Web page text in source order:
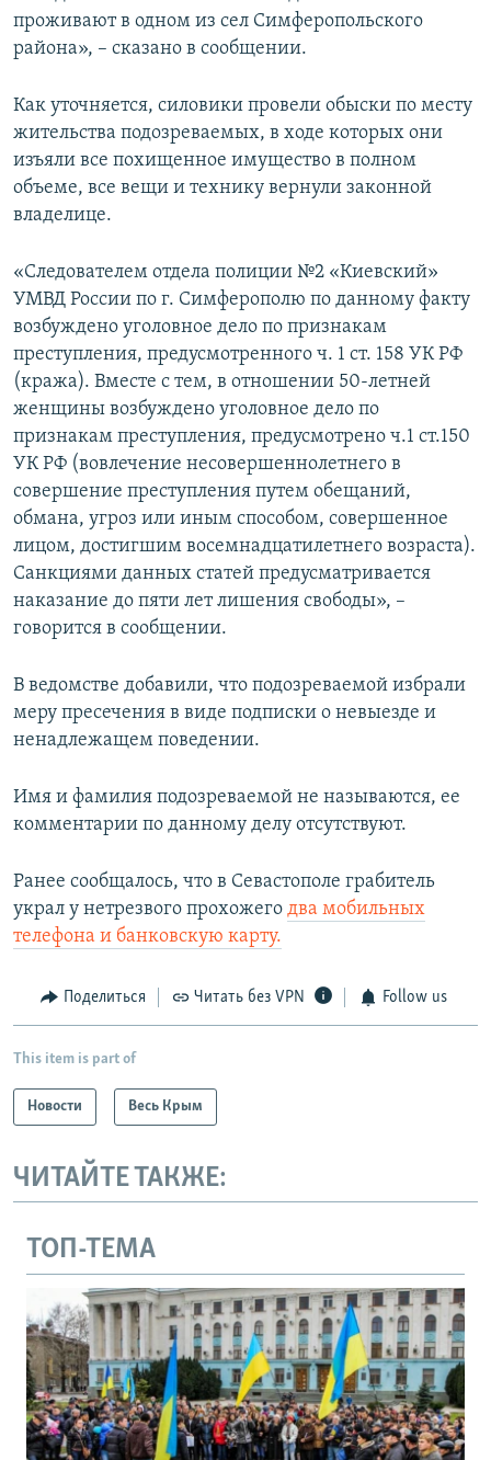
проживают в одном из сел Симферопольского
района», – сказано в сообщении.
Как уточняется, силовики провели обыски по месту
жительства подозреваемых, в ходе которых они
изъяли все похищенное имущество в полном
объеме, все вещи и технику вернули законной
владелице.
«Следователем отдела полиции №2 «Киевский»
УМВД России по г. Симферополю по данному факту
возбуждено уголовное дело по признакам
преступления, предусмотренного ч. 1 ст. 158 УК РФ
(кража). Вместе с тем, в отношении 50-летней
женщины возбуждено уголовное дело по
признакам преступления, предусмотрено ч.1 ст.150
УК РФ (вовлечение несовершеннолетнего в
совершение преступления путем обещаний,
обмана, угроз или иным способом, совершенное
лицом, достигшим восемнадцатилетнего возраста).
Санкциями данных статей предусматривается
наказание до пяти лет лишения свободы», –
говорится в сообщении.
В ведомстве добавили, что подозреваемой избрали
меру пресечения в виде подписки о невыезде и
ненадлежащем поведении.
Имя и фамилия подозреваемой не называются, ее
комментарии по данному делу отсутствуют.
Ранее сообщалось, что в Севастополе грабитель
украл у нетрезвого прохожего два мобильных
телефона и банковскую карту.
Поделиться Читать без VPN Follow us
This item is part of
Новости Весь Крым
ЧИТАЙТЕ ТАКЖЕ:
ТОП-ТЕМА